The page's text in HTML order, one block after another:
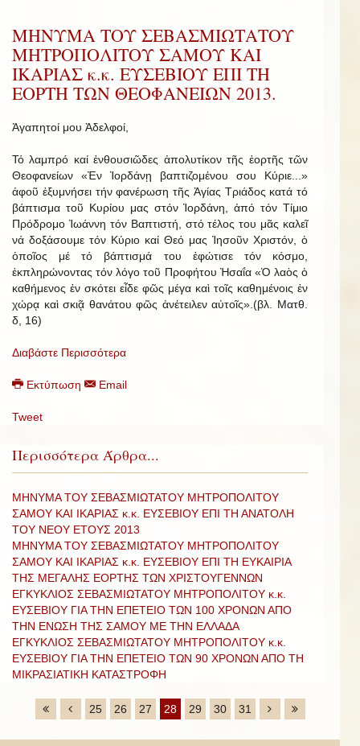
ΜΗΝΥΜΑ ΤΟΥ ΣΕΒΑΣΜΙΩΤΑΤΟΥ
ΜΗΤΡΟΠΟΛΙΤΟΥ ΣΑΜΟΥ ΚΑΙ
ΙΚΑΡΙΑΣ κ.κ. ΕΥΣΕΒΙΟΥ ΕΠΙ ΤΗ
ΕΟΡΤΗ ΤΩΝ ΘΕΟΦΑΝΕΙΩΝ 2013.
Ἀγαπητοί μου Ἀδελφοί,
Τό λαμπρό καί ἐνθουσιῶδες ἀπολυτίκον τῆς ἑορτῆς τῶν
Θεοφανείων «Ἐν Ἰορδάνῃ βαπτιζομένου σου Κύριε...»
ἀφοῦ ἐξυμνήσει τήν φανέρωση τῆς Ἁγίας Τριάδος κατά τό
βάπτισμα τοῦ Κυρίου μας στόν Ἰορδάνη, ἀπό τόν Τίμιο
Πρόδρομο Ἰωάννη τόν Βαπτιστή, στό τέλος του μᾶς καλεῖ
νά δοξάσουμε τόν Κύριο καί Θεό μας Ἰησοῦν Χριστόν, ὁ
ὁποῖος μέ τό βάπτισμά του ἐφώτισε τόν κόσμο,
ἐκπληρώνοντας τόν λόγο τοῦ Προφήτου Ἠσαΐα «Ὁ λαὸς ὁ
καθήμενος ἐν σκότει εἶδε φῶς μέγα καὶ τοῖς καθημένοις ἐν
χώρᾳ καὶ σκιᾷ θανάτου φῶς ἀνέτειλεν αὐτοῖς».(βλ. Ματθ.
δ, 16)
Διαβάστε Περισσότερα
Εκτύπωση Email
Tweet
Περισσότερα Άρθρα...
ΜΗΝΥΜΑ ΤΟΥ ΣΕΒΑΣΜΙΩΤΑΤΟΥ ΜΗΤΡΟΠΟΛΙΤΟΥ
ΣΑΜΟΥ ΚΑΙ ΙΚΑΡΙΑΣ κ.κ. ΕΥΣΕΒΙΟΥ ΕΠΙ ΤΗ ΑΝΑΤΟΛΗ
ΤΟΥ ΝΕΟΥ ΕΤΟΥΣ 2013
ΜΗΝΥΜΑ ΤΟΥ ΣΕΒΑΣΜΙΩΤΑΤΟΥ ΜΗΤΡΟΠΟΛΙΤΟΥ
ΣΑΜΟΥ ΚΑΙ ΙΚΑΡΙΑΣ κ.κ. ΕΥΣΕΒΙΟΥ ΕΠΙ ΤΗ ΕΥΚΑΙΡΙΑ
ΤΗΣ ΜΕΓΑΛΗΣ ΕΟΡΤΗΣ ΤΩΝ ΧΡΙΣΤΟΥΓΕΝΝΩΝ
ΕΓΚΥΚΛΙΟΣ ΣΕΒΑΣΜΙΩΤΑΤΟΥ ΜΗΤΡΟΠΟΛΙΤΟΥ κ.κ.
ΕΥΣΕΒΙΟΥ ΓΙΑ ΤΗΝ ΕΠΕΤΕΙΟ ΤΩΝ 100 ΧΡΟΝΩΝ ΑΠΟ
ΤΗΝ ΕΝΩΣΗ ΤΗΣ ΣΑΜΟΥ ΜΕ ΤΗΝ ΕΛΛΑΔΑ
ΕΓΚΥΚΛΙΟΣ ΣΕΒΑΣΜΙΩΤΑΤΟΥ ΜΗΤΡΟΠΟΛΙΤΟΥ κ.κ.
ΕΥΣΕΒΙΟΥ ΓΙΑ ΤΗΝ ΕΠΕΤΕΙΟ ΤΩΝ 90 ΧΡΟΝΩΝ ΑΠΟ ΤΗ
ΜΙΚΡΑΣΙΑΤΙΚΗ ΚΑΤΑΣΤΡΟΦΗ
25 26 27 28 29 30 31